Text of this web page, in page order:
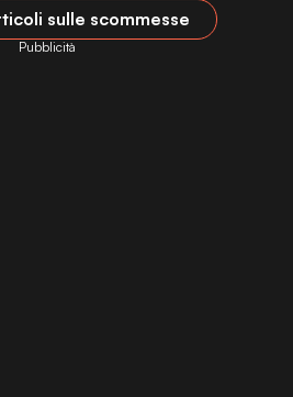
sulle scommesse
Pubblicità